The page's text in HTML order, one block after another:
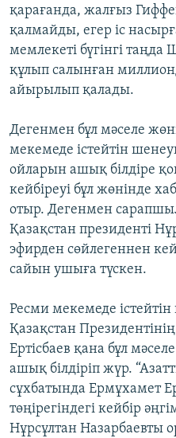
қарағанда, жалғыз
қалмайды, егер іс
мемлекеті бүгінгі
құлып салынған
айырылып қалады.
Дегенмен бұл мәселе
мекемеде істейтін
ойларын ашық білдіре
кейбіреуі бұл жөнінде
отыр. Дегенмен
Қазақстан президенті
эфирден сөйлегеннен
сайын ушыға түскен.
Ресми мекемеде
Қазақстан
Ертісбаев қана бұл
ашық білдіріп жүр.
сұхбатында Ермұхамет
төңірегіндегі кейбір
Нұрсұлтан Назарбаевты